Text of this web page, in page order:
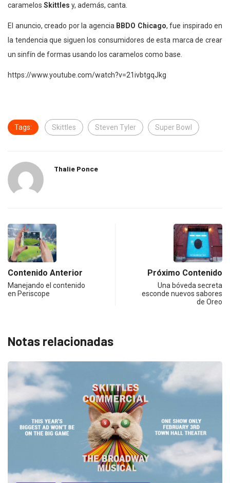
caramelos Skittles y, además, canta.
El anuncio, creado por la agencia BBDO Chicago, fue inspirado en
la tendencia que siguen los consumidores de esta marca de crear
un sinfín de formas usando los caramelos como base.
https://www.youtube.com/watch?v=21ivbtgqJkg
Tags: Skittles Steven Tyler Super Bowl
Thalie Ponce
Contenido Anterior
Manejando el contenido
en Periscope
Próximo Contenido
Una bóveda secreta
esconde nuevos sabores
de Oreo
Notas relacionadas